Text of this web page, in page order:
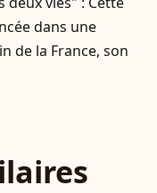
dans une
de la France, son